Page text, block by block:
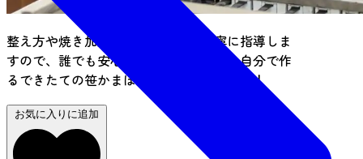
整え方や焼き加減は、スタッフが丁寧に指導しま
すので、誰でも安心して体験できます。自分で作
るできたての笹かまぼこは、おいしさ格別！
お気に入りに追加